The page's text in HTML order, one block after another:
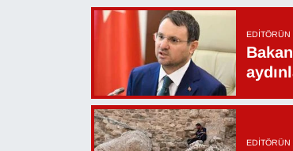
EDITÖRÜN
EDITÖRÜN